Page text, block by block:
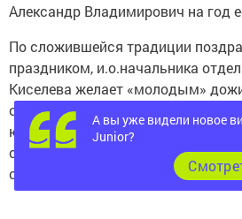
Александр Владимирович на год
По сложившейся традиции
праздником, и.о.начальника
Киселева желает «молодым»
свадьбы и просит расписаться в
юбиляров. Как обычно,
секретом семейного долголетия.
счастья Грачевых очень проста:
А вы уже видели новое
Junior?